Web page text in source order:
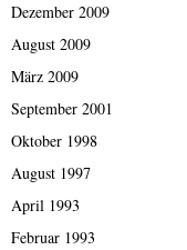
Dezember 2009
August 2009
März 2009
September 2001
Oktober 1998
August 1997
April 1993
Februar 1993